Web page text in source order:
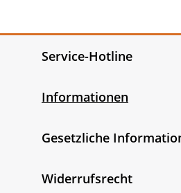
Service-Hotline
Informationen
Gesetzliche
Widerrufsrecht